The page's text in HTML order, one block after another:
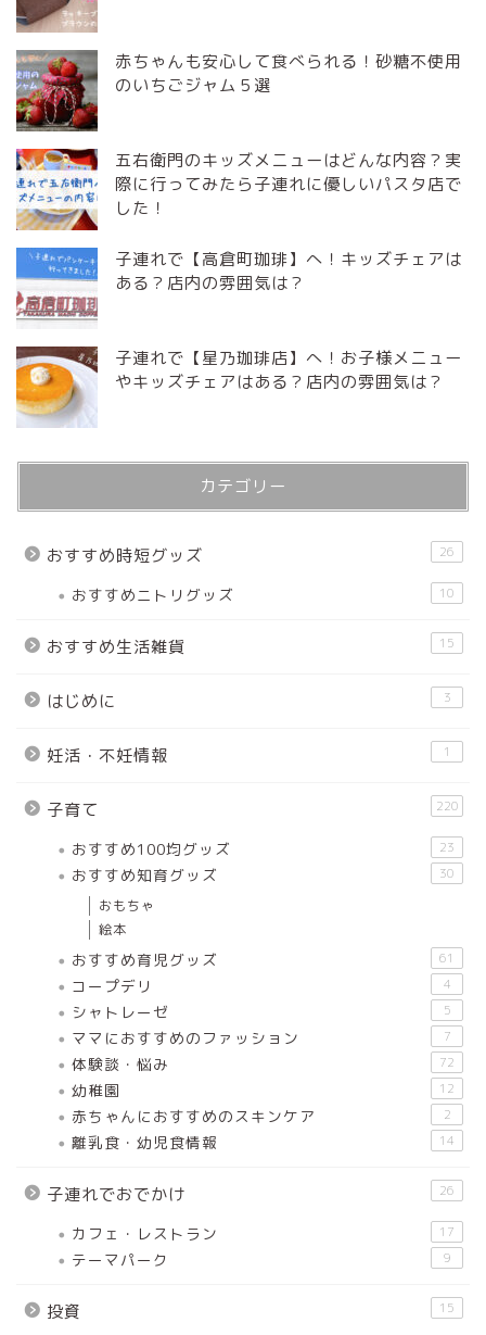
赤ちゃんも安心して食べられる！砂糖不使用
のいちごジャム５選
五右衛門のキッズメニューはどんな内容？実
際に行ってみたら子連れに優しいパスタ店で
した！
子連れで【高倉町珈琲】へ！キッズチェアは
ある？店内の雰囲気は？
子連れで【星乃珈琲店】へ！お子様メニュー
やキッズチェアはある？店内の雰囲気は？
カテゴリー
おすすめ時短グッズ 26
おすすめニトリグッズ 10
おすすめ生活雑貨 15
はじめに 3
妊活・不妊情報 1
子育て 220
おすすめ100均グッズ 23
おすすめ知育グッズ 30
おもちゃ
絵本
おすすめ育児グッズ 61
コープデリ 4
シャトレーゼ 5
ママにおすすめのファッション 7
体験談・悩み 72
幼稚園 12
赤ちゃんにおすすめのスキンケア 2
離乳食・幼児食情報 14
子連れでおでかけ 26
カフェ・レストラン 17
テーマパーク 9
投資 15